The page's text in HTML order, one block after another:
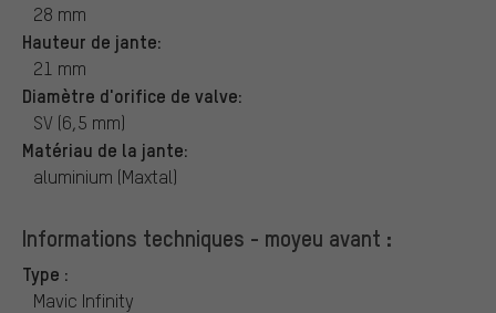
28 mm
Hauteur de jante:
21 mm
Diamètre d'orifice de valve:
SV (6,5 mm)
Matériau de la jante:
aluminium (Maxtal)
Informations techniques - moyeu avant :
Type :
Mavic Infinity